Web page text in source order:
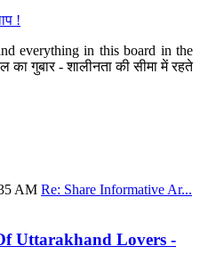
!
everything in this board in the
गुबार - शालीनता की सीमा में रहते
AM Re: Share Informative Ar...
Uttarakhand Lovers -